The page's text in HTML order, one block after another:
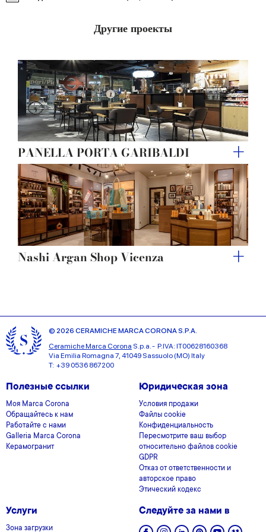
Другие проекты
PANELLA PORTA GARIBALDI
Nashi Argan Shop Vicenza
© 2026 CERAMICHE MARCA CORONA S.P.A.
Ceramiche Marca Corona S.p.a. - P.IVA: IT00628160368
Via Emilia Romagna 7, 41049 Sassuolo (MO) Italy
T: +39 0536 867200
Полезные ссылки
Моя Marca Corona
Обращайтесь к нам
Работайте с нами
Galleria Marca Corona
Керамогранит
Юридическая зона
Условия продажи
Файлы cookie
Конфиденциальность
Пересмотрите ваш выбор
относительно файлов cookie
GDPR
Отказ от ответственности и
авторское право
Этический кодекс
Услуги
Зона загрузки
Следуйте за нами в